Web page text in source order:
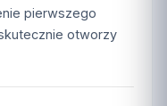
pierwszego
otworzy